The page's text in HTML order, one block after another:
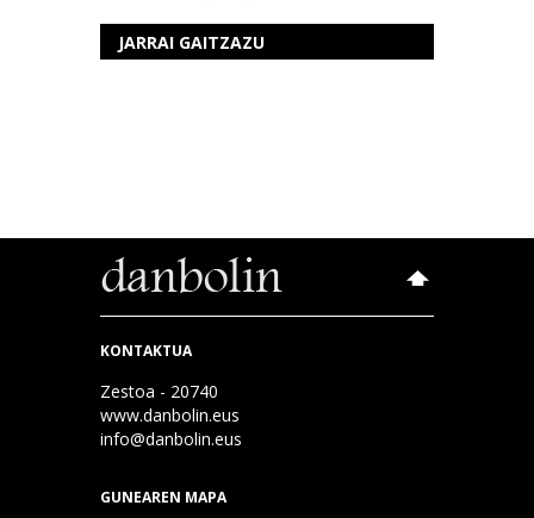
JARRAI GAITZAZU
KONTAKTUA
Zestoa - 20740
www.danbolin.eus
info@danbolin.eus
GUNEAREN MAPA